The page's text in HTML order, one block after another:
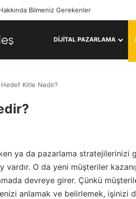
Bilmeniz Gerekenler
DIJITAL PAZARLAMA
Hedef Kitle Nedir?
ya da pazarlama stratejilerinizi
O da yeni müşteriler
devreye girer. Çünkü
anlamak ve belirlemek, işinizi